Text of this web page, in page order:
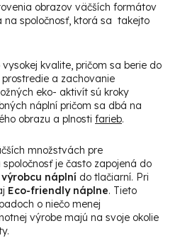
obrazov väčších formátov
na spoločnosť, ktorá sa takejto
kvalite, pričom sa berie do
a zachovanie
eko- aktivít sú kroky
náplní pričom sa dbá na
obrazu a plnosti farieb.
množstvách pre
je často zapojená do
výrobcu náplní do tlačiarní. Pri
Eco-friendly náplne. Tieto
o niečo menej
výrobe majú na svoje okolie